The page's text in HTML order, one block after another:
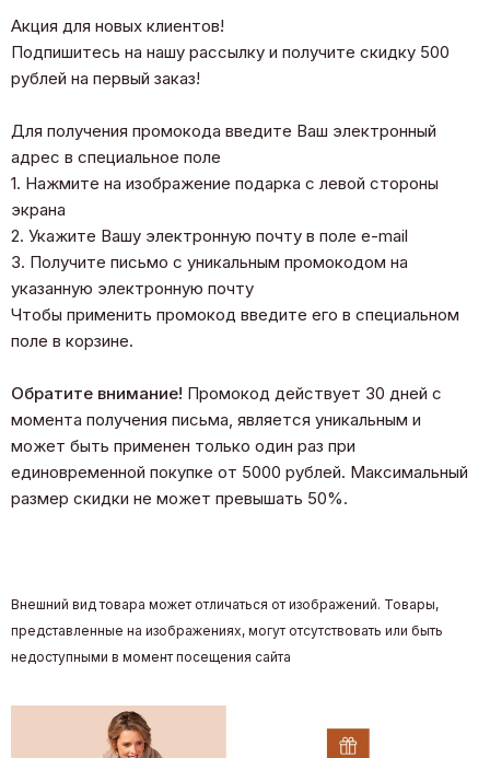
Акция для новых клиентов!
Подпишитесь на нашу рассылку и получите скидку 500
рублей на первый заказ!
Для получения промокода введите Ваш электронный
адрес в специальное поле
1. Нажмите на изображение подарка с левой стороны
экрана
2. Укажите Вашу электронную почту в поле e-mail
3. Получите письмо с уникальным промокодом на
указанную электронную почту
Чтобы применить промокод введите его в специальном
поле в корзине.
Обратите внимание! Промокод действует 30 дней с
момента получения письма, является уникальным и
может быть применен только один раз при
единовременной покупке от 5000 рублей. Максимальный
размер скидки не может превышать 50%.
Внешний вид товара может отличаться от изображений. Товары,
представленные на изображениях, могут отсутствовать или быть
недоступными в момент посещения сайта